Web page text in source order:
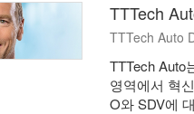
TTTech
TTTech Auto
TTTech Auto
영역에서 혁
O와 SDV에